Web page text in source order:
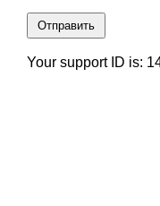
Отправить
Your support ID is: